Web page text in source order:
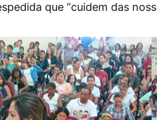
que “cuidem das